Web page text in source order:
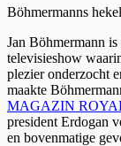
Böhmermanns
Jan Böhmermann
televisieshow
plezier onderzocht
maakte
MAGAZIN
president Erdogan
en bovenmatige